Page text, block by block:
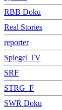
RBB Doku
Real Stories
reporter
Spiegel TV
SRF
STRG_F
SWR Doku